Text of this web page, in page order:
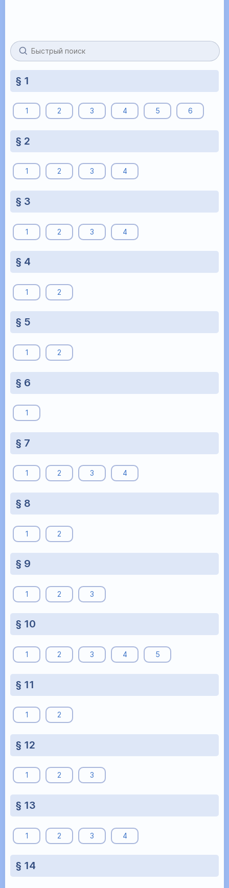
§ 1
1 2 3 4 5 6
§ 2
1 2 3 4
§ 3
1 2 3 4
§ 4
1 2
§ 5
1 2
§ 6
1
§ 7
1 2 3 4
§ 8
1 2
§ 9
1 2 3
§ 10
1 2 3 4 5
§ 11
1 2
§ 12
1 2 3
§ 13
1 2 3 4
§ 14